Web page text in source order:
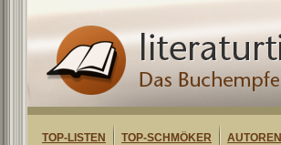
TOP-LISTEN TOP-SCHMÖKER AUTOREN